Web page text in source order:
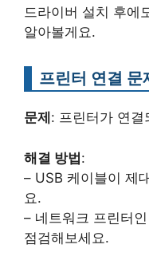
드라이버 설치 후에
알아볼게요.
프린터 연결 문
문제 : 프린터가 연결
해결 방법:
– USB 케이블이 제
요.
– 네트워크 프린터
점검해보세요.